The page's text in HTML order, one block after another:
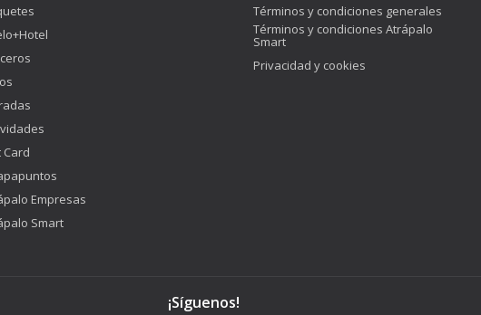
Card
Empresas
Smart
Términos y condiciones generales
Términos y condiciones Atrápalo
Smart
Privacidad y cookies
¡Síguenos!